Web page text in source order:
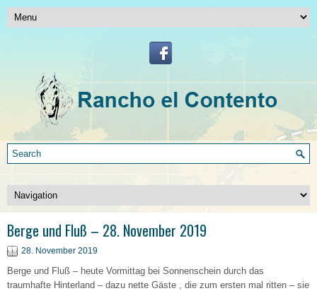
Berge und Fluß – 28. November 2019
28. November 2019
Berge und Fluß – heute Vormittag bei Sonnenschein durch das
traumhafte Hinterland – dazu nette Gäste , die zum ersten mal ritten – sie